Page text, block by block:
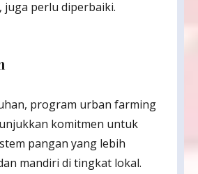
juga perlu diperbaiki.
program urban farming
komitmen untuk
pangan yang lebih
mandiri di tingkat lokal.